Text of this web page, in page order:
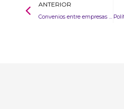
ANTERIOR
Convenios entre empresas del sector minero-energético y fuerza pública